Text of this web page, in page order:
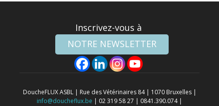
Inscrivez-vous à
NOTRE NEWSLETTER
DoucheFLUX ASBL | Rue des Vétérinaires 84 | 1070 Bruxelles |
info@doucheflux.be | 02 319 58 27 | 0841.390.074 |